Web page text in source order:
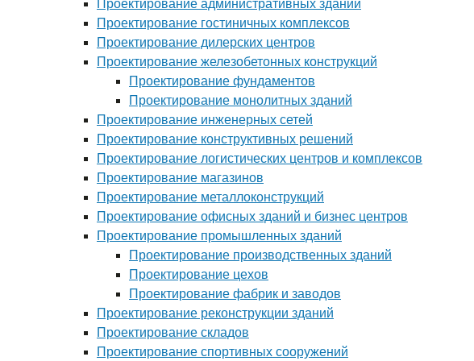
Проектирование административных зданий
Проектирование гостиничных комплексов
Проектирование дилерских центров
Проектирование железобетонных конструкций
Проектирование фундаментов
Проектирование монолитных зданий
Проектирование инженерных сетей
Проектирование конструктивных решений
Проектирование логистических центров и комплексов
Проектирование магазинов
Проектирование металлоконструкций
Проектирование офисных зданий и бизнес центров
Проектирование промышленных зданий
Проектирование производственных зданий
Проектирование цехов
Проектирование фабрик и заводов
Проектирование реконструкции зданий
Проектирование складов
Проектирование спортивных сооружений